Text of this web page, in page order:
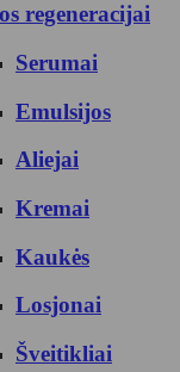
regeneracijai
Serumai
Emulsijos
Aliejai
Kremai
Kaukės
Losjonai
Šveitikliai